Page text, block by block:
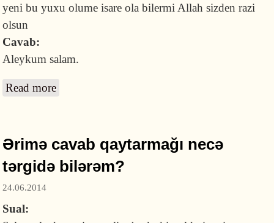
yeni bu yuxu olume isare ola bilermi Allah sizden razi
olsun
Cavab:
Aleykum salam.
Read more
Ərimə cavab qaytarmağı necə
tərgidə bilərəm?
24.06.2014
Sual: